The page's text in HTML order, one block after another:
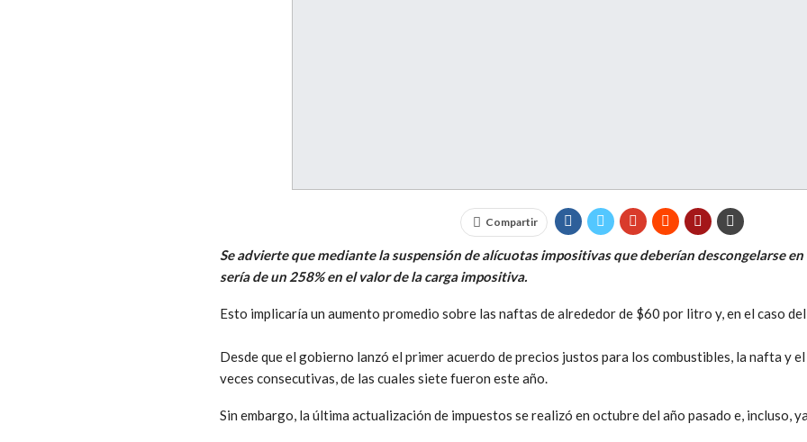
Compartir
Se advierte que mediante la suspensión de alícuotas impositivas que deberían descongelarse
sería de un 258% en el valor de la carga impositiva.
Esto implicaría un aumento promedio sobre las naftas de alrededor de $60 por litro y, en el caso
Desde que el gobierno lanzó el primer acuerdo de precios justos para los combustibles, la nafta y
veces consecutivas, de las cuales siete fueron este año.
Sin embargo, la última actualización de impuestos se realizó en octubre del año pasado e, incluso,